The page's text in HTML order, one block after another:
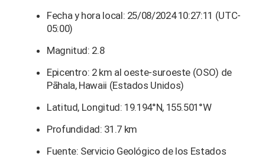
Fecha y hora local: 25/08/2024 10:27:11 (UTC-
05:00)
Magnitud: 2.8
Epicentro: 2 km al oeste-suroeste (OSO) de
Pāhala, Hawaii (Estados Unidos)
Latitud, Longitud: 19.194°N, 155.501°W
Profundidad: 31.7 km
Fuente: Servicio Geológico de los Estados